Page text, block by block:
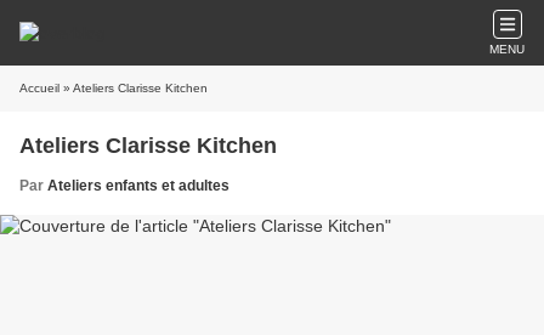
MENU
Accueil » Ateliers Clarisse Kitchen
Ateliers Clarisse Kitchen
Par Ateliers enfants et adultes